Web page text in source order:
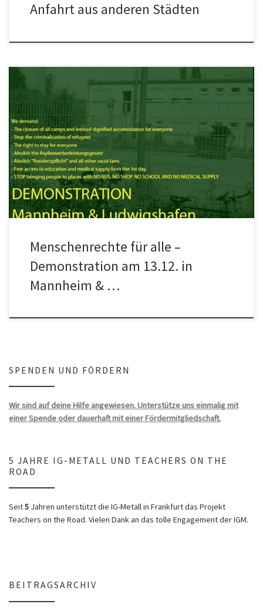
Anfahrt aus anderen Städten
Menschenrechte für alle –
Demonstration am 13.12. in
Mannheim & …
SPENDEN UND FÖRDERN
Wir sind auf deine Hilfe angewiesen. Unterstütze uns einmalig mit
einer Spende oder dauerhaft mit einer Fördermitgliedschaft.
5 JAHRE IG-METALL UND TEACHERS ON THE
ROAD
Seit5 Jahren unterstützt die IG-Metall in Frankfurt das Projekt
Teachers on the Road. Vielen Dank an das tolle Engagement der IGM.
BEITRAGSARCHIV